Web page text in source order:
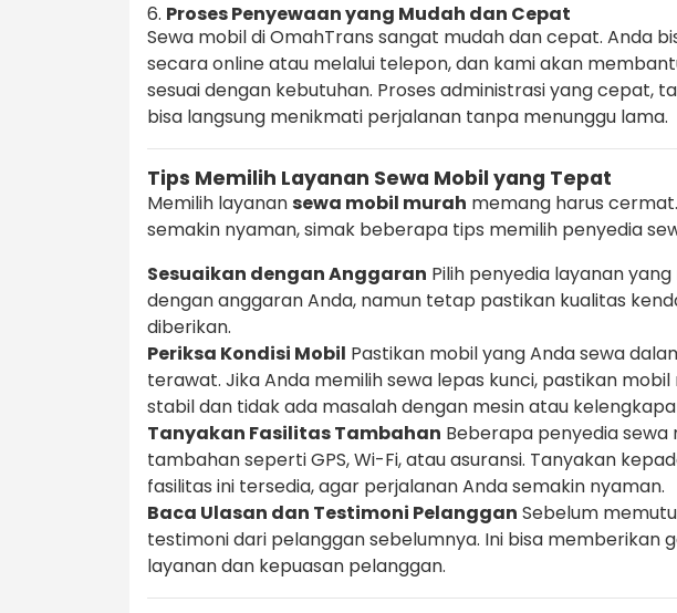
6. Proses Penyewaan yang Mudah dan Cepat
Sewa mobil di OmahTrans sangat mudah dan cepat. Anda
secara online atau melalui telepon, dan kami akan
sesuai dengan kebutuhan. Proses administrasi yang cepat,
bisa langsung menikmati perjalanan tanpa menunggu lama.
Tips Memilih Layanan Sewa Mobil yang Tepat
Memilih layanansewa mobil murah memang harus
semakin nyaman, simak beberapa tips memilih penyedia
Sesuaikan dengan Anggaran Pilih penyedia layanan
dengan anggaran Anda, namun tetap pastikan kualitas
diberikan.
Periksa Kondisi Mobil Pastikan mobil yang Anda sewa
terawat. Jika Anda memilih sewa lepas kunci, pastikan
stabil dan tidak ada masalah dengan mesin atau
Tanyakan Fasilitas Tambahan Beberapa penyedia
tambahan seperti GPS, Wi-Fi, atau asuransi. Tanyakan
fasilitas ini tersedia, agar perjalanan Anda semakin nyaman.
Baca Ulasan dan Testimoni Pelanggan Sebelum
testimoni dari pelanggan sebelumnya. Ini bisa memberikan
layanan dan kepuasan pelanggan.